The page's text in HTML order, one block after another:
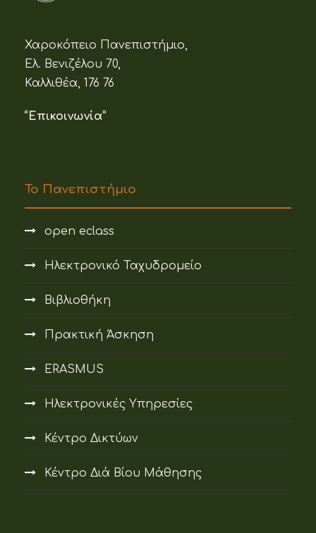
Χαροκόπειο Πανεπιστήμιο,
Ελ. Βενιζέλου 70,
Καλλιθέα, 176 76
“Επικοινωνία”
Το Πανεπιστήμιο
open eclass
Ηλεκτρονικό Ταχυδρομείο
Βιβλιοθήκη
Πρακτική Άσκηση
ERASMUS
Ηλεκτρονικές Υπηρεσίες
Κέντρο Δικτύων
Κέντρο Διά Βίου Μάθησης